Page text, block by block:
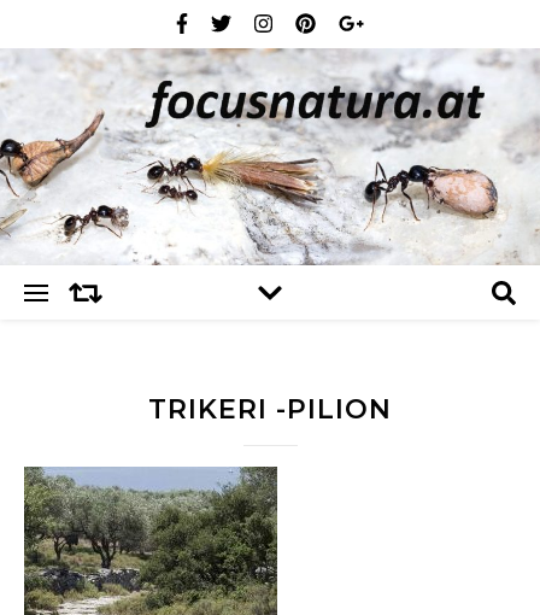
TRIKERI -PILION